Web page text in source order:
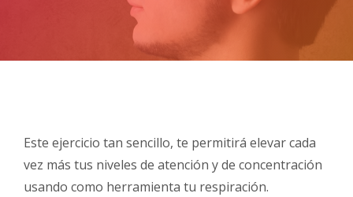
Este ejercicio tan sencillo, te permitirá elevar cada
vez más tus niveles de atención y de concentración
usando como herramienta tu respiración.